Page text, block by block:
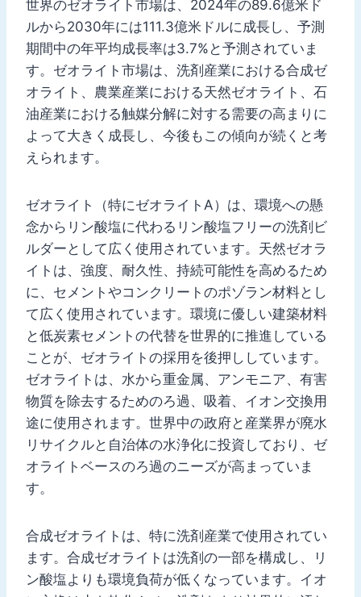
世界のゼオライト市場は、2024年の89.6億米ド
ルから2030年には111.3億米ドルに成長し、予測
期間中の年平均成長率は3.7%と予測されていま
す。ゼオライト市場は、洗剤産業における合成ゼ
オライト、農業産業における天然ゼオライト、石
油産業における触媒分解に対する需要の高まりに
よって大きく成長し、今後もこの傾向が続くと考
えられます。
ゼオライト（特にゼオライトA）は、環境への懸
念からリン酸塩に代わるリン酸塩フリーの洗剤ビ
ルダーとして広く使用されています。天然ゼオラ
イトは、強度、耐久性、持続可能性を高めるため
に、セメントやコンクリートのポゾラン材料とし
て広く使用されています。環境に優しい建築材料
と低炭素セメントの代替を世界的に推進している
ことが、ゼオライトの採用を後押ししています。
ゼオライトは、水から重金属、アンモニア、有害
物質を除去するためのろ過、吸着、イオン交換用
途に使用されます。世界中の政府と産業界が廃水
リサイクルと自治体の水浄化に投資しており、ゼ
オライトベースのろ過のニーズが高まっていま
す。
合成ゼオライトは、特に洗剤産業で使用されてい
ます。合成ゼオライトは洗剤の一部を構成し、リ
ン酸塩よりも環境負荷が低くなっています。イオ